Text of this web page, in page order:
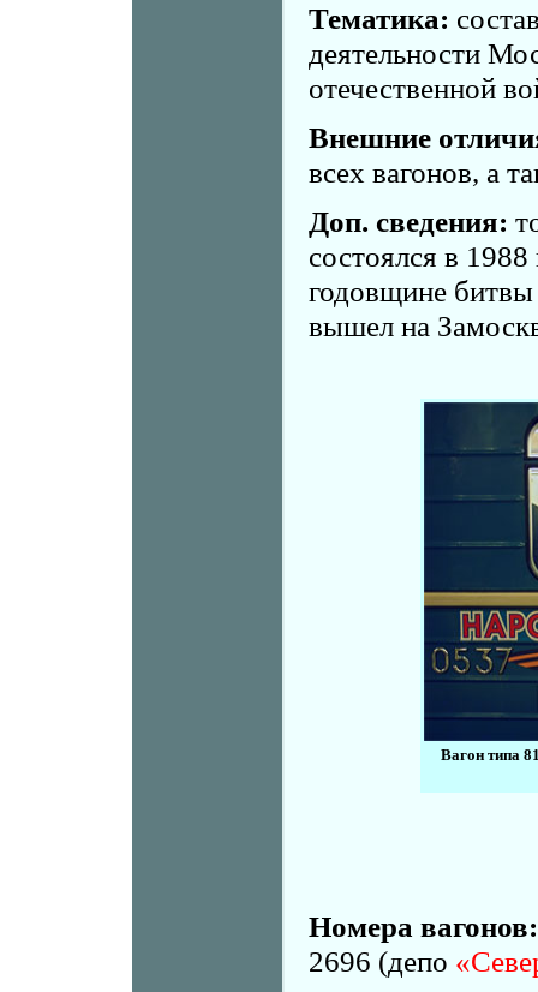
Тематика:
деятельности
отечественной
Внешние
всех вагонов, а
Доп. сведения:
состоялся в
годовщине
вышел на
Вагон типа
Номера вагонов:
2696 (депо